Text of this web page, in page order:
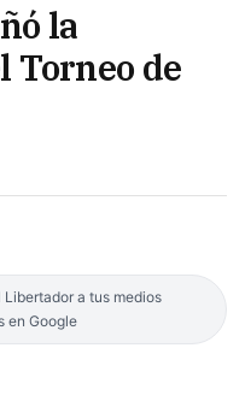
la
Torneo de
Libertador a tus medios
en Google